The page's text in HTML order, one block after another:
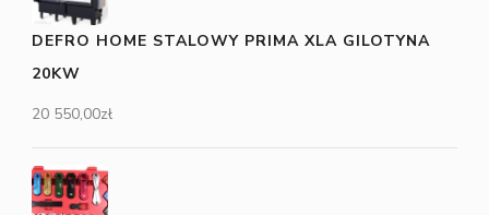
DEFRO HOME STALOWY PRIMA XLA GILOTYNA
20KW
20 550,00zł